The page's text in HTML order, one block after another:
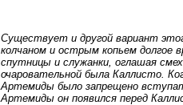
Существует и другой вариант
колчаном и острым копьем долгое
спутницы и служанки, оглашая
очаровательной была Каллисто.
Артемиды было запрещено
Артемиды он появился перед